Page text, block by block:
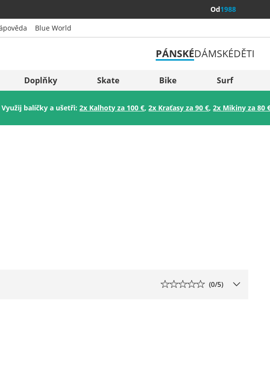
Od1988
Italia (Italiano)
Italien (Deutsch)
Slovenija
België (Nederlands)
Blue World
PÁNSKÉDÁMSKÉDĚTI
Doplňky Skate Bike Surf
Využij balíčky a ušetři:2x Kalhoty za 100 €,2x Kraťasy za 90 €,2x Mikiny za 80
(0/5)